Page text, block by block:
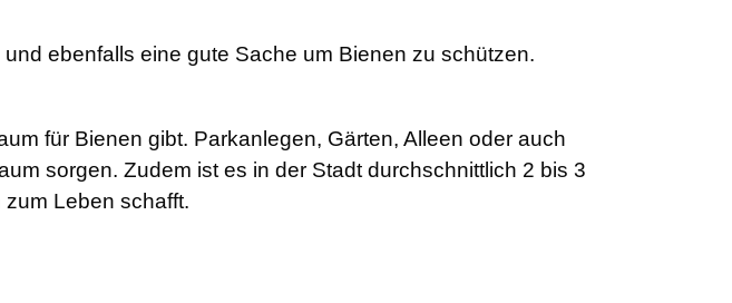
ebenfalls eine gute Sache um Bienen zu schützen.
für Bienen gibt. Parkanlegen, Gärten, Alleen oder auch
sorgen. Zudem ist es in der Stadt durchschnittlich 2 bis 3
Leben schafft.